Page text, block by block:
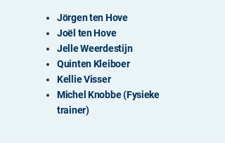
Jörgen ten Hove
Joël ten Hove
Jelle Weerdestijn
Quinten Kleiboer
Kellie Visser
Michel Knobbe (Fysieke
trainer)